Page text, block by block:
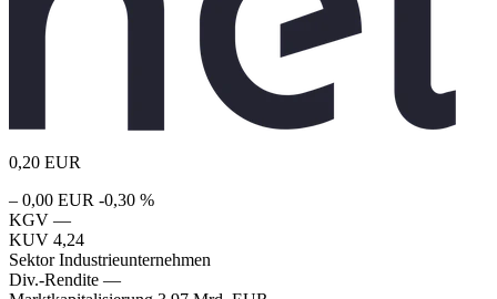
0,20 EUR
– 0,00 EUR -0,30 %
KGV —
KUV 4,24
Sektor Industrieunternehmen
Div.-Rendite —